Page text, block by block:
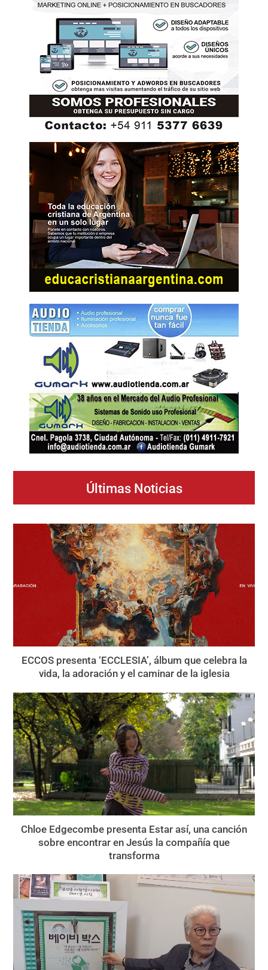
Últimas Noticias
ECCOS presenta ‘ECCLESIA’, álbum que celebra la
vida, la adoración y el caminar de la iglesia
Chloe Edgecombe presenta Estar así, una canción
sobre encontrar en Jesús la compañía que
transforma